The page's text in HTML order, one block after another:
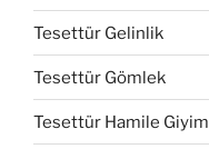
Tesettür Gelinlik
Tesettür Gömlek
Tesettür Hamile Giyim